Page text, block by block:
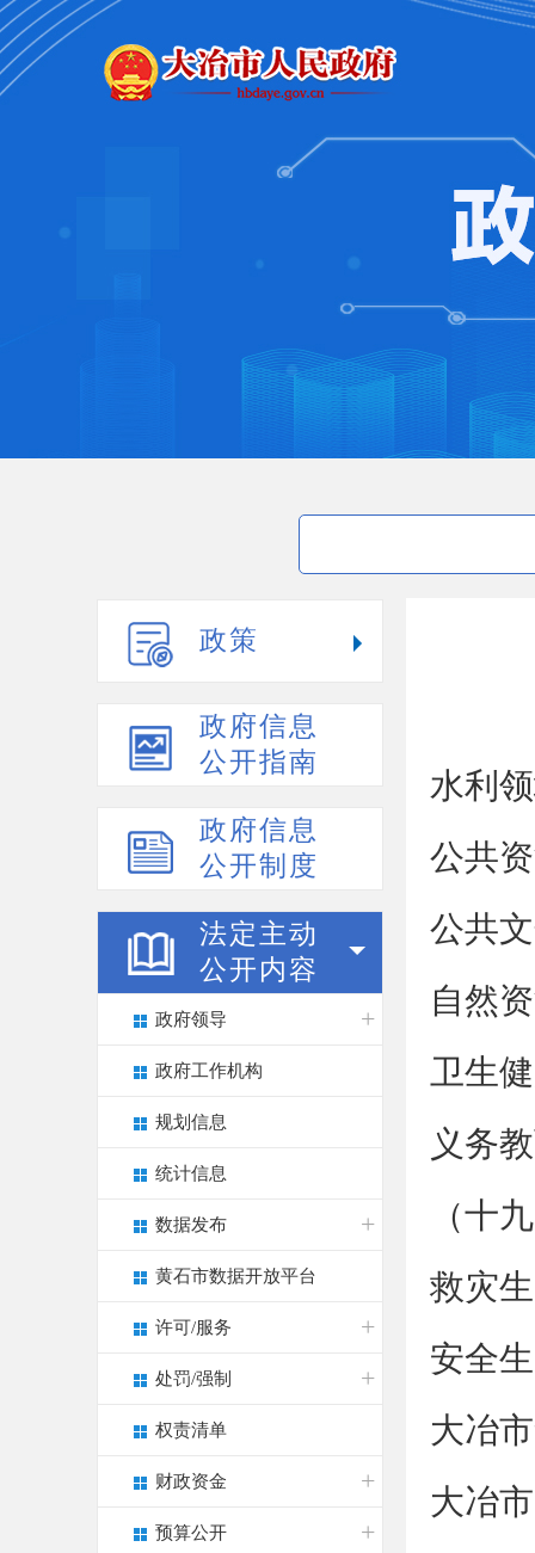
政策
政府信息
公开指南
政府信息
公开制度
法定主动
公开内容
政府领导
政府工作机构
规划信息
统计信息
数据发布
黄石市数据开放平台
许可/服务
处罚/强制
权责清单
财政资金
预算公开
水利
公共
公共
自然
卫生
义务
（十
救灾
安全
大冶
大冶